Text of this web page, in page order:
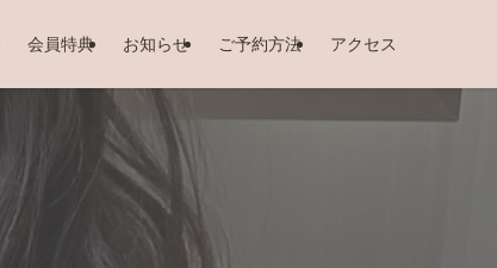
会員特典 お知らせ ご予約方法 アクセス